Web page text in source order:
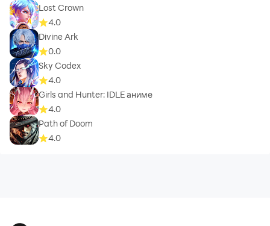
Lost Crown
4.0
Divine Ark
0.0
Sky Codex
4.0
Girls and Hunter: IDLE аниме
4.0
Path of Doom
4.0